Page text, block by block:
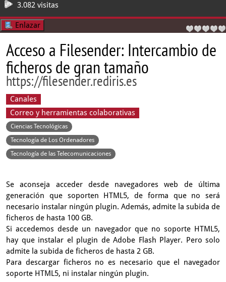
3.082 visitas
Enlazar
Acceso a Filesender: Intercambio de
ficheros de gran tamaño
https://filesender.rediris.es
Canales
Correo y herramientas colaborativas
Ciencias Tecnológicas
Tecnología de Los Ordenadores
Tecnología de las Telecomunicaciones
Se aconseja acceder desde navegadores web de última
generación que soporten HTML5, de forma que no será
necesario instalar ningún plugin. Además, admite la subida de
ficheros de hasta 100 GB.
Si accedemos desde un navegador que no soporte HTML5,
hay que instalar el plugin de Adobe Flash Player. Pero solo
admite la subida de ficheros de hasta 2 GB.
Para descargar ficheros no es necesario que el navegador
soporte HTML5, ni instalar ningún plugin.